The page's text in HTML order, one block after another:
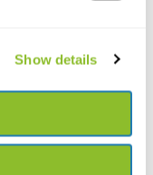
Show details